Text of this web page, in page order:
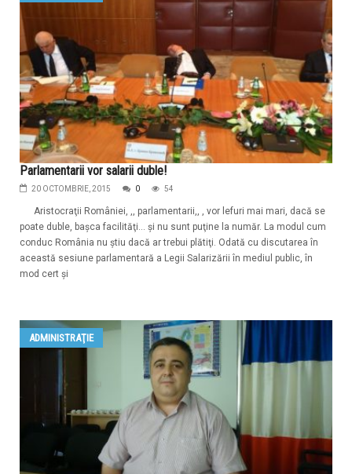
Parlamentarii vor salarii duble!
20 OCTOMBRIE, 2015 0 54
Aristocraţii României, ,, parlamentarii,, , vor lefuri mai mari, dacă se
poate duble, başca facilităţi... şi nu sunt puţine la număr. La modul cum
conduc România nu ştiu dacă ar trebui plătiţi. Odată cu discutarea în
această sesiune parlamentară a Legii Salarizării în mediul public, în
mod cert şi
ADMINISTRAŢIE